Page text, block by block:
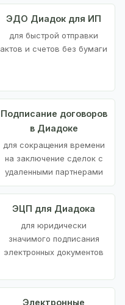
ЭДО Диадок для ИП
для быстрой отправки
актов и счетов без бумаги
Подписание договоров
в Диадоке
для сокращения времени
на заключение сделок с
удаленными партнерами
ЭЦП для Диадока
для юридически
значимого подписания
электронных документов
Электронные